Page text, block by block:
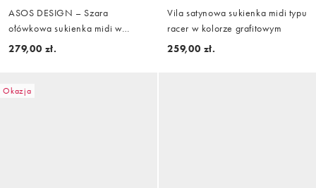
ASOS DESIGN – Szara
ołówkowa sukienka midi w
prążki z odsłoniętymi ramionami
279,00 zł.
Vila satynowa sukienka midi typu
racer w kolorze grafitowym
259,00 zł.
Okazja